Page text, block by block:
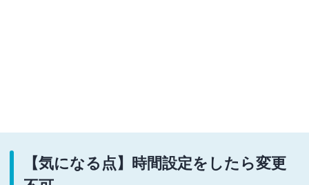
【気になる点】時間設定をしたら変更